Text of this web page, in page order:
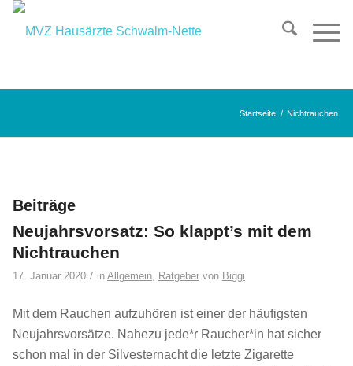
Startseite / Nichtrauchen
Beiträge
Neujahrsvorsatz: So klappt’s mit dem
Nichtrauchen
17. Januar 2020 / in Allgemein, Ratgeber von Biggi
Mit dem Rauchen aufzuhören ist einer der häufigsten
Neujahrsvorsätze. Nahezu jede*r Raucher*in hat sicher
schon mal in der Silvesternacht die letzte Zigarette